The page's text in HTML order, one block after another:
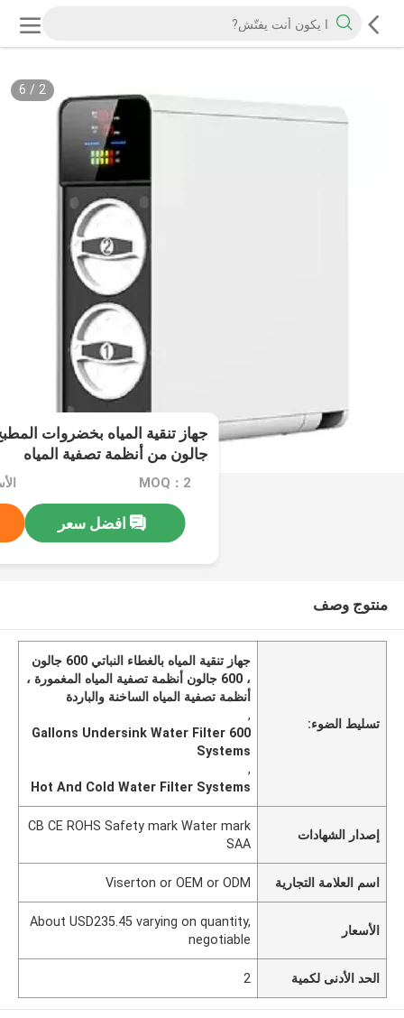
2
/
6
جالون من أنظمة تصفية المياه
MOQ：2
افضل سعر
منتوج وصف
تسليط الضوء:
جهاز تنقية المياه بالغطاء النباتي 600 جالون
، 600 جالون أنظمة تصفية المياه المغمورة ،
أنظمة تصفية المياه الساخنة والباردة
,
600 Gallons Undersink Water Filter
Systems
,
Hot And Cold Water Filter Systems
إصدار الشهادات
CB CE ROHS Safety mark Water mark
SAA
اسم العلامة التجارية Viserton or OEM or ODM
الأسعار
About USD235.45 varying on quantity,
negotiable
الحد الأدنى لكمية 2